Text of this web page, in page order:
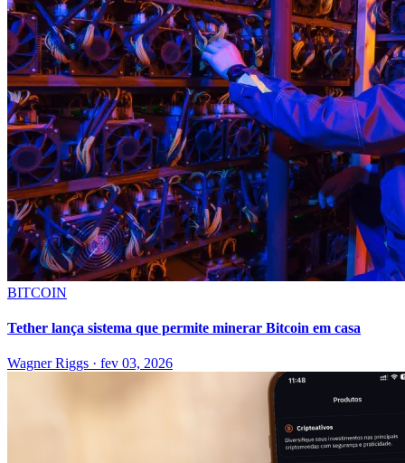
BITCOIN
Tether lança sistema que permite minerar Bitcoin em casa
Wagner Riggs · fev 03, 2026